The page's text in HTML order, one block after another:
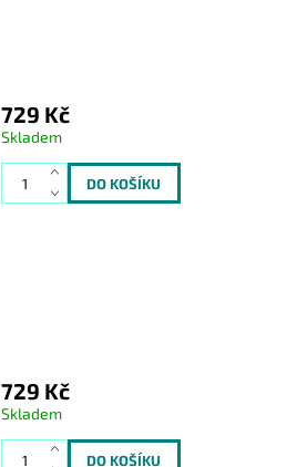
729 Kč
Skladem
729 Kč
Skladem